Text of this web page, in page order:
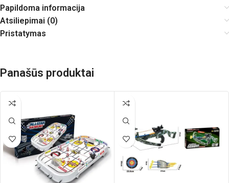
Papildoma informacija
Atsiliepimai (0)
Pristatymas
Panašūs produktai